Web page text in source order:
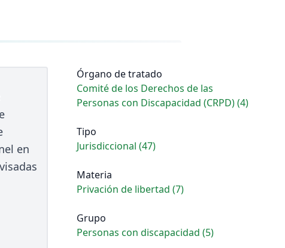
en
Órgano de tratado
Comité de los Derechos de las
Personas con Discapacidad (CRPD) (4)
Tipo
Jurisdiccional (47)
Materia
Privación de libertad (7)
Grupo
Personas con discapacidad (5)